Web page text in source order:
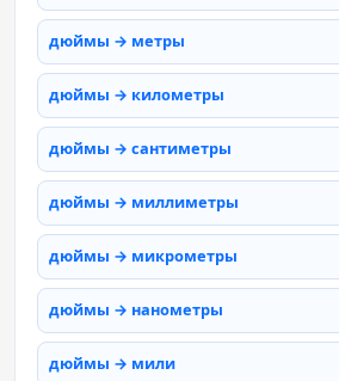
дюймы → метры
дюймы → километры
дюймы → сантиметры
дюймы → миллиметры
дюймы → микрометры
дюймы → нанометры
дюймы → мили